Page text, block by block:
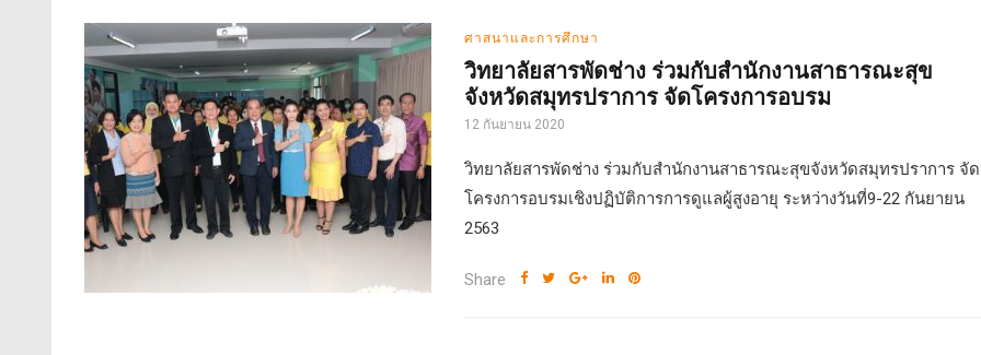
ศาสนาและการศึกษา
วิทยาลัยสารพัดช่าง ร่วมกับสำนักงานสาธารณะสุข
จังหวัดสมุทรปราการ จัดโครงการอบรม
12 กันยายน 2020
วิทยาลัยสารพัดช่าง ร่วมกับสำนักงานสาธารณะสุขจังหวัดสมุทรปราการ จัด
โครงการอบรมเชิงปฏิบัติการการดูแลผู้สูงอายุ ระหว่างวันที่9-22 กันยายน
2563
Share